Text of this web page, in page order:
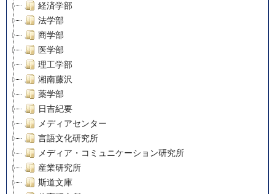
経済学部
法学部
商学部
医学部
理工学部
湘南藤沢
薬学部
日吉紀要
メディアセンター
言語文化研究所
メディア・コミュニケーション研究所
産業研究所
斯道文庫